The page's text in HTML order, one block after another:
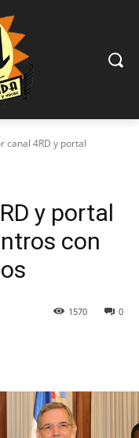
canal 4RD y portal
y portal
con
0
1570